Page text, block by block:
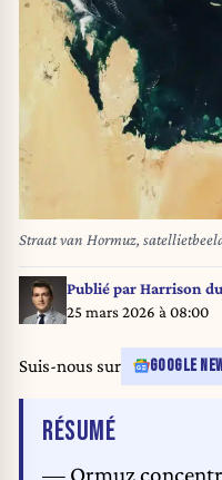
Straat van Hormuz,
Publié parHarrison
25 mars 2026 à 08:00
Suis-nous sur GOOGLE
RÉSUMÉDE L'ARTICLE
— Ormuz